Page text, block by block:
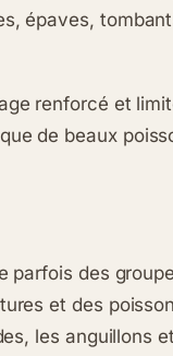
épaves,
renforcé et
de beaux
parfois des
et des
les anguillons